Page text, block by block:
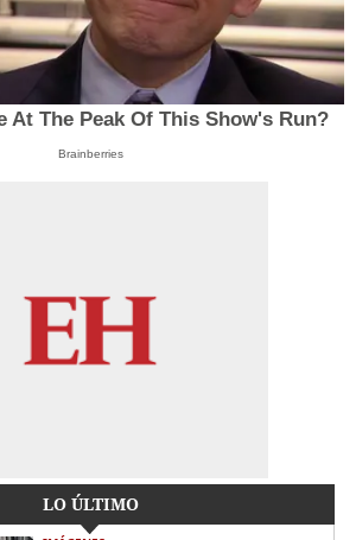
At The Peak Of This Show's Run?
Brainberries
LO ÚLTIMO